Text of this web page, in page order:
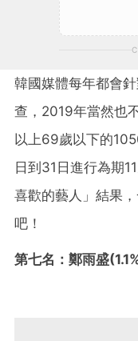
韓國媒體每年都會
查，2019年當然也
以上69歲以下的
日到31日進行為期
喜歡的藝人」結果
吧！
第七名：鄭雨盛